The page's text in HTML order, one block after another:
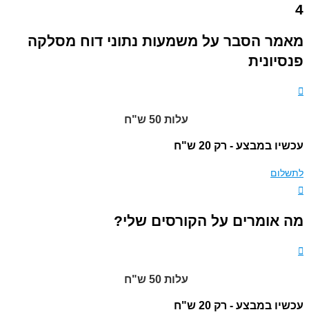
4
מאמר הסבר על משמעות נתוני דוח מסלקה
פנסיונית
עלות 50 ש"ח
עכשיו במבצע - רק 20 ש"ח
לתשלום
מה אומרים על הקורסים שלי?
עלות 50 ש"ח
עכשיו במבצע - רק 20 ש"ח